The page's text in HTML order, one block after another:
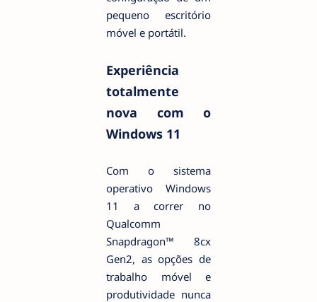
pequeno escritório
móvel e portátil.
Experiência
totalmente
nova com o
Windows 11
Com o sistema
operativo Windows
11 a correr no
Qualcomm
Snapdragon™ 8cx
Gen2, as opções de
trabalho móvel e
produtividade nunca